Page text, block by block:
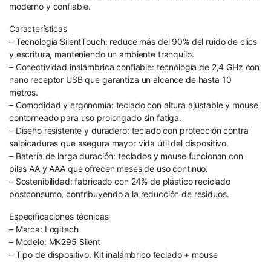
moderno y confiable.
Características
– Tecnología SilentTouch: reduce más del 90% del ruido de clics
y escritura, manteniendo un ambiente tranquilo.
– Conectividad inalámbrica confiable: tecnología de 2,4 GHz con
nano receptor USB que garantiza un alcance de hasta 10
metros.
– Comodidad y ergonomía: teclado con altura ajustable y mouse
contorneado para uso prolongado sin fatiga.
– Diseño resistente y duradero: teclado con protección contra
salpicaduras que asegura mayor vida útil del dispositivo.
– Batería de larga duración: teclados y mouse funcionan con
pilas AA y AAA que ofrecen meses de uso continuo.
– Sostenibilidad: fabricado con 24% de plástico reciclado
postconsumo, contribuyendo a la reducción de residuos.
Especificaciones técnicas
– Marca: Logitech
– Modelo: MK295 Silent
– Tipo de dispositivo: Kit inalámbrico teclado + mouse